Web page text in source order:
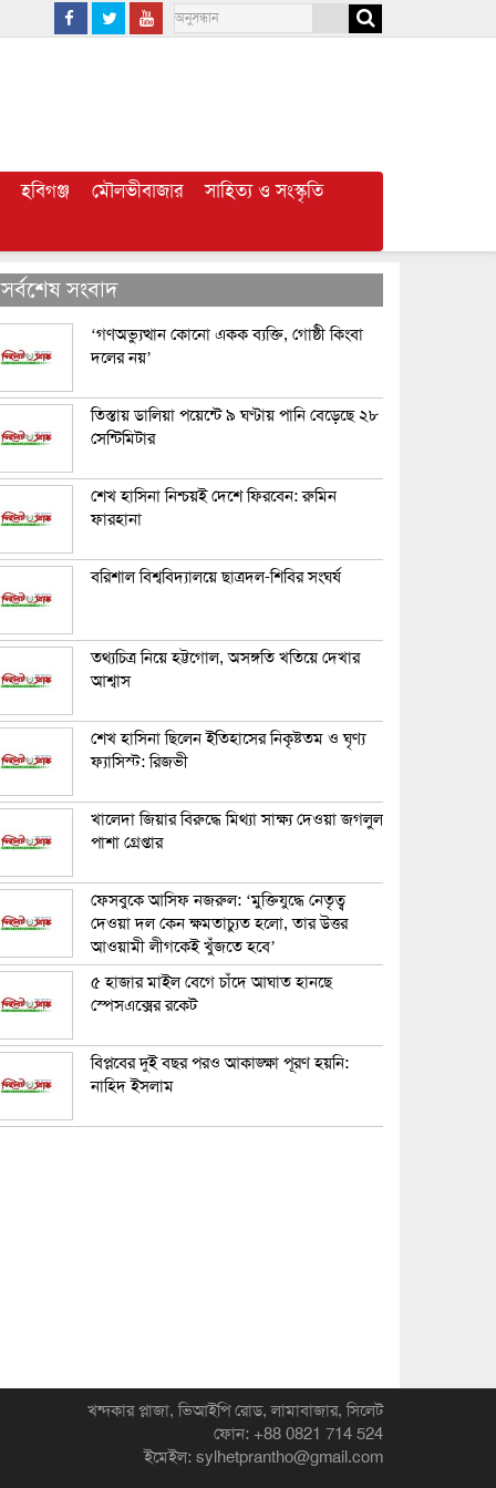
হবিগঞ্জ মৌলভীবাজার
সাহিত্য ও সংস্কৃতি
সর্বশেষ সংবাদ
‘গণঅভ্যুত্থান কোনো একক ব্যক্তি, গোষ্ঠী কিংবা
দলের নয়’
তিস্তায় ডালিয়া পয়েন্টে ৯ ঘণ্টায় পানি বেড়েছে ২৮
সেন্টিমিটার
শেখ হাসিনা নিশ্চয়ই দেশে ফিরবেন: রুমিন
ফারহানা
বরিশাল বিশ্ববিদ্যালয়ে ছাত্রদল-শিবির সংঘর্ষ
তথ্যচিত্র নিয়ে হট্টগোল, অসঙ্গতি খতিয়ে দেখার
আশ্বাস
শেখ হাসিনা ছিলেন ইতিহাসের নিকৃষ্টতম ও ঘৃণ্য
ফ্যাসিস্ট: রিজভী
খালেদা জিয়ার বিরুদ্ধে মিথ্যা সাক্ষ্য দেওয়া জগলুল
পাশা গ্রেপ্তার
ফেসবুকে আসিফ নজরুল: ‘মুক্তিযুদ্ধে নেতৃত্ব
দেওয়া দল কেন ক্ষমতাচ্যুত হলো, তার উত্তর
আওয়ামী লীগকেই খুঁজতে হবে’
৫ হাজার মাইল বেগে চাঁদে আঘাত হানছে
স্পেসএক্সের রকেট
বিপ্লবের দুই বছর পরও আকাঙ্ক্ষা পূরণ হয়নি:
নাহিদ ইসলাম
খন্দকার প্লাজা, ভিআইপি রোড, লামাবাজার, সিলেট
ফোন: +88 0821 714 524
ইমেইল: sylhetprantho@gmail.com